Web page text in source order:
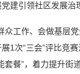
建引领社区发展治
众工作、会做基层
1次“三会”评比竞
套餐”，着力提升街